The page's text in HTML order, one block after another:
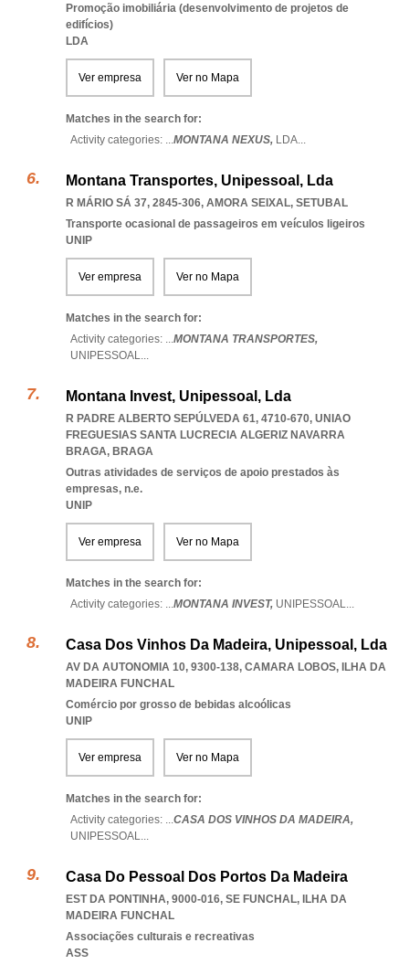
Promoção imobiliária (desenvolvimento de projetos de
edifícios)
LDA
Ver empresa Ver no Mapa
Matches in the search for:
Activity categories: ...MONTANA NEXUS, LDA...
Montana Transportes, Unipessoal, Lda
R MÁRIO SÁ 37, 2845-306, AMORA SEIXAL, SETUBAL
Transporte ocasional de passageiros em veículos ligeiros
UNIP
Ver empresa Ver no Mapa
Matches in the search for:
Activity categories: ...MONTANA TRANSPORTES,
UNIPESSOAL...
Montana Invest, Unipessoal, Lda
R PADRE ALBERTO SEPÚLVEDA 61, 4710-670, UNIAO
FREGUESIAS SANTA LUCRECIA ALGERIZ NAVARRA
BRAGA, BRAGA
Outras atividades de serviços de apoio prestados às
empresas, n.e.
UNIP
Ver empresa Ver no Mapa
Matches in the search for:
Activity categories: ...MONTANA INVEST, UNIPESSOAL...
Casa Dos Vinhos Da Madeira, Unipessoal, Lda
AV DA AUTONOMIA 10, 9300-138, CAMARA LOBOS, ILHA DA
MADEIRA FUNCHAL
Comércio por grosso de bebidas alcoólicas
UNIP
Ver empresa Ver no Mapa
Matches in the search for:
Activity categories: ...CASA DOS VINHOS DA MADEIRA,
UNIPESSOAL...
Casa Do Pessoal Dos Portos Da Madeira
EST DA PONTINHA, 9000-016, SE FUNCHAL, ILHA DA
MADEIRA FUNCHAL
Associações culturais e recreativas
ASS